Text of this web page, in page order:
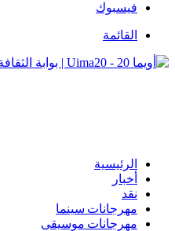
فيسبوك
القائمة
الرئيسية
أخبار
نقد
مهرجانات سينما
مهرجانات موسيقى